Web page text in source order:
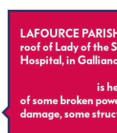
LAFOURCE
roof of Lady of the
Hospital, in
is
of some broken
damage, some